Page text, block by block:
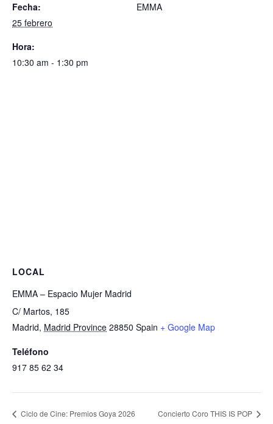
Fecha:
25 febrero
Hora:
10:30 am - 1:30 pm
EMMA
LOCAL
EMMA – Espacio Mujer Madrid
C/ Martos, 185
Madrid, Madrid Province 28850 Spain + Google Map
Teléfono
917 85 62 34
Ciclo de Cine: Premios Goya 2026 Concierto Coro THIS IS POP